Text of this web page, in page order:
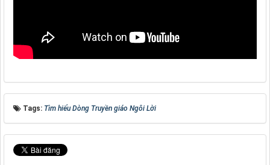
Tags: Tìm hiểu Dòng Truyền giáo Ngôi Lời